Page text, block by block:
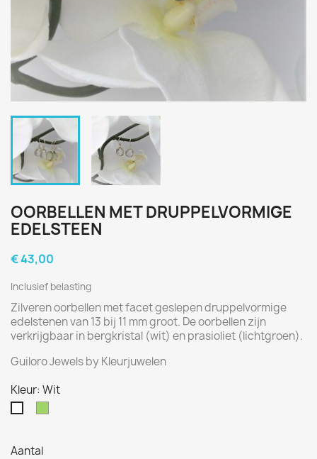
OORBELLEN MET DRUPPELVORMIGE
EDELSTEEN
€ 43,00
Inclusief belasting
Zilveren oorbellen met facet geslepen druppelvormige
edelstenen van 13 bij 11 mm groot. De oorbellen zijn
verkrijgbaar in bergkristal (wit) en prasioliet (lichtgroen).
Guiloro Jewels by Kleurjuwelen
Kleur: Wit
Aantal